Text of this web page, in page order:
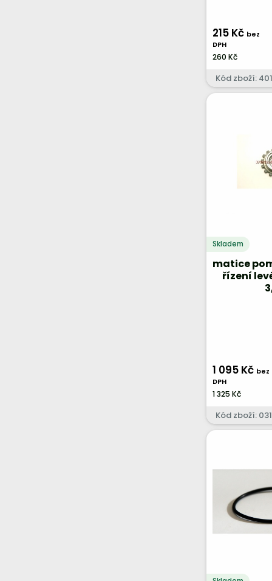
215 Kč bez
DPH
260 Kč
Kód zboží:
Skladem
matice
řízení
1 095 Kč bez
DPH
1 325 Kč
Kód zboží: